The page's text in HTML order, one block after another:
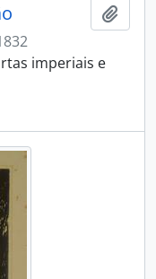
imperiais e